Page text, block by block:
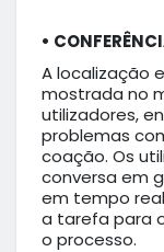
•
A localização
mostrada no
utilizadores,
problemas
coação. Os
conversa em
em tempo
a tarefa para
o processo.